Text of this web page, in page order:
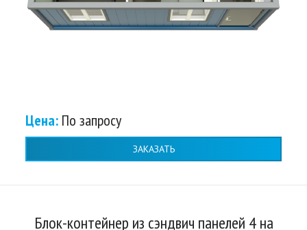
Цена: По запросу
ЗАКАЗАТЬ
Блок-контейнер из сэндвич панелей 4 на